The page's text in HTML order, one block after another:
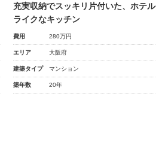
充実収納でスッキリ片付いた、ホテル
ライクなキッチン
費用 280万円
エリア 大阪府
建築タイプ マンション
築年数 20年